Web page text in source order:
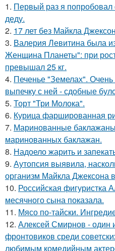
1. Первый раз я попробовал
деду.
2. 17 лет без Майкла
3. Валерия Левитина была
Женщина Планеты": при
превышал 25 кг.
4. Печенье "Земелах".
выпечку с ней - сдобные
5. Торт "Три Молока".
6. Курица фаршированная
7. Маринованные
маринованных баклажан.
8. Надоело жарить и
9. Аутопсия выявила,
организм Майкла Джексона
10. Российская фигуристка
месячного сына показала.
11. Мясо по-тайски.
12. Алексей Смирнов - один
фронтовиков среди
любимым комедийным